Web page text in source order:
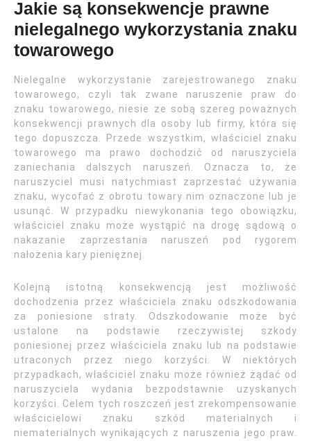
Jakie są konsekwencje prawne
nielegalnego wykorzystania znaku
towarowego
Nielegalne wykorzystanie zarejestrowanego znaku
towarowego, czyli tak zwane naruszenie praw do
znaku towarowego, niesie ze sobą szereg poważnych
konsekwencji prawnych dla osoby lub firmy, która się
tego dopuszcza. Przede wszystkim, właściciel znaku
towarowego ma prawo dochodzić od naruszyciela
zaniechania dalszych naruszeń. Oznacza to, że
naruszyciel musi natychmiast zaprzestać używania
znaku, wycofać z obrotu towary nim oznaczone lub je
usunąć. W przypadku niewykonania tego obowiązku,
właściciel znaku może wystąpić na drogę sądową o
nakazanie zaprzestania naruszeń pod rygorem
nałożenia kary pieniężnej.
Kolejną istotną konsekwencją jest możliwość
dochodzenia przez właściciela znaku odszkodowania
za poniesione straty. Odszkodowanie może być
ustalone na podstawie rzeczywistej szkody
poniesionej przez właściciela znaku lub na podstawie
utraconych przez niego korzyści. W niektórych
przypadkach, właściciel znaku może również żądać od
naruszyciela wydania bezpodstawnie uzyskanych
korzyści. Celem tych roszczeń jest zrekompensowanie
właścicielowi znaku szkód materialnych i
niematerialnych wynikających z naruszenia jego praw.